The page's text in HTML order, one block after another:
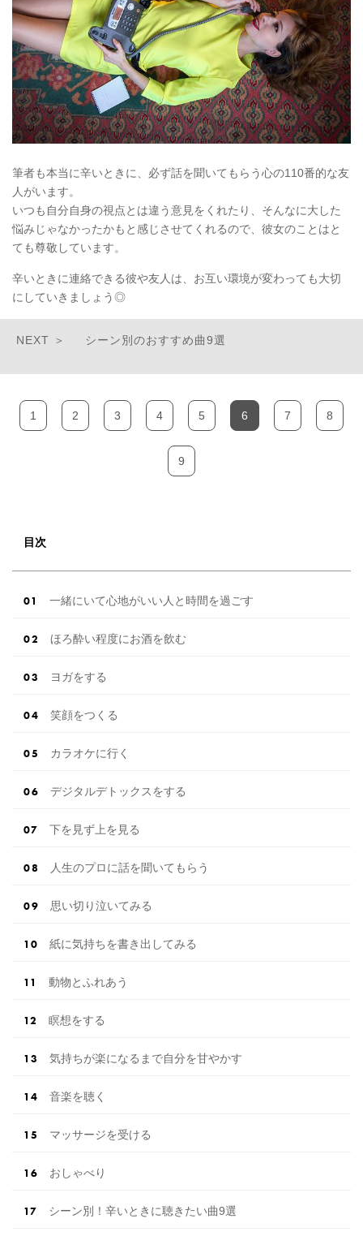
筆者も本当に辛いときに、必ず話を聞いてもらう心の110番的な友
人がいます。
いつも自分自身の視点とは違う意見をくれたり、そんなに大した
悩みじゃなかったかもと感じさせてくれるので、彼女のことはと
ても尊敬しています。
辛いときに連絡できる彼や友人は、お互い環境が変わっても大切
にしていきましょう◎
シーン別のおすすめ曲9選
1 2 3 4 5 6 7 8
9
目次
一緒にいて心地がいい人と時間を過ごす
ほろ酔い程度にお酒を飲む
ヨガをする
笑顔をつくる
カラオケに行く
デジタルデトックスをする
下を見ず上を見る
人生のプロに話を聞いてもらう
思い切り泣いてみる
紙に気持ちを書き出してみる
動物とふれあう
瞑想をする
気持ちが楽になるまで自分を甘やかす
音楽を聴く
マッサージを受ける
おしゃべり
シーン別！辛いときに聴きたい曲9選